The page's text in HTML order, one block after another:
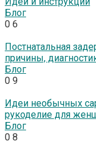
Блог
0 6
Постнатальная
причины,
Блог
0 9
Идеи необычных
рукоделие для
Блог
0 8